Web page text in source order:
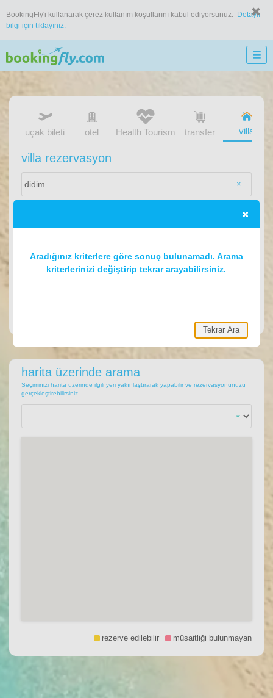
BookingFly'i kullanarak çerez kullanım koşullarını kabul ediyorsunuz.
Detaylı
bilgi için tıklayınız.
uçak bileti otel transfer villa
Health Tourism
villa rezervasyon
×
harita üzerinde arama
Seçiminizi harita üzerinde ilgili yeri yakınlaştırarak yapabilir ve rezervasyonunuzu
gerçekleştirebilirsiniz.
rezerve edilebilir müsaitliği bulunmayan
Aradığınız kriterlere göre sonuç bulunamadı. Arama
kriterlerinizi değiştirip tekrar arayabilirsiniz.
Tekrar Ara